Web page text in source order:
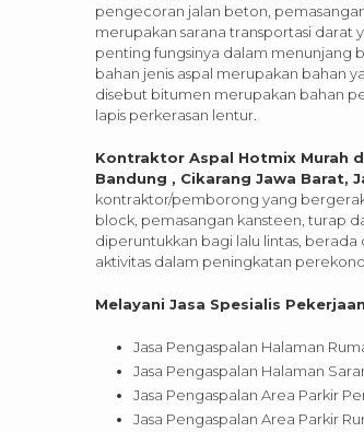
pengecoran jalan beton,
merupakan sarana transportasi darat
penting fungsinya dalam menunjang
bahan jenis aspal merupakan bahan
disebut bitumen merupakan bahan
lapis perkerasan lentur.
Kontraktor Aspal Hotmix Murah
Bandung , Cikarang Jawa Barat,
kontraktor/pemborong yang
block, pemasangan kansteen, turap
diperuntukkan bagi lalu lintas,
aktivitas dalam peningkatan
Melayani Jasa Spesialis
Jasa Pengaspalan Halaman
Jasa Pengaspalan Halaman
Jasa Pengaspalan Area Parkir
Jasa Pengaspalan Area Parkir